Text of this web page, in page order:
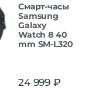
Смарт-часы
Samsung
Galaxy
Watch 8 40
mm SM-L320
24 999 ₽